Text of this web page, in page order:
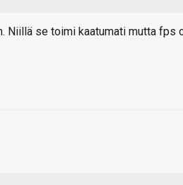
Niillä se toimi kaatumati mutta fps